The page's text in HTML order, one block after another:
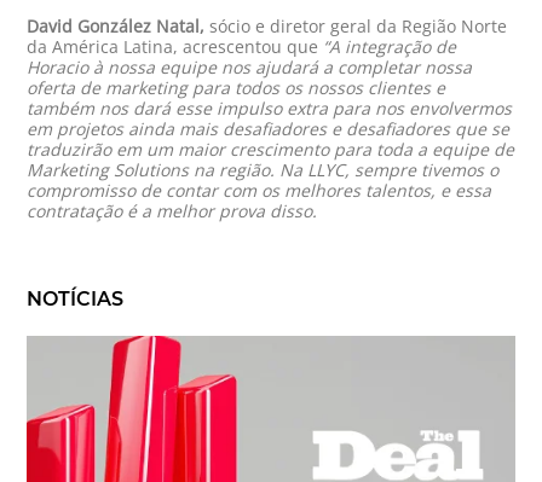
David González Natal, sócio e diretor geral da Região Norte
da América Latina, acrescentou que “A integração de
Horacio à nossa equipe nos ajudará a completar nossa
oferta de marketing para todos os nossos clientes e
também nos dará esse impulso extra para nos envolvermos
em projetos ainda mais desafiadores e desafiadores que se
traduzirão em um maior crescimento para toda a equipe de
Marketing Solutions na região. Na LLYC, sempre tivemos o
compromisso de contar com os melhores talentos, e essa
contratação é a melhor prova disso.
NOTÍCIAS